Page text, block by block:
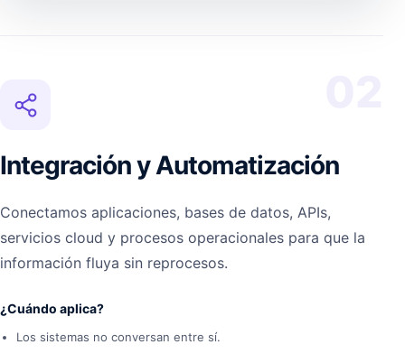
Integración y Automatización
Conectamos aplicaciones, bases de datos, APIs,
servicios cloud y procesos operacionales para que la
información fluya sin reprocesos.
¿Cuándo aplica?
Los sistemas no conversan entre sí.